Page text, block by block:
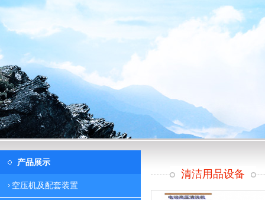
产品展示
空压机及配套装置
清洁用品设备